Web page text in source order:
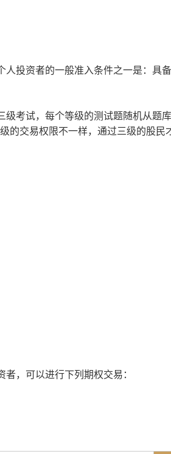
人投资者的一般准入条件之一是：具
考试，每个等级的测试题随机从题
的交易权限不一样，通过三级的股民
，可以进行下列期权交易：